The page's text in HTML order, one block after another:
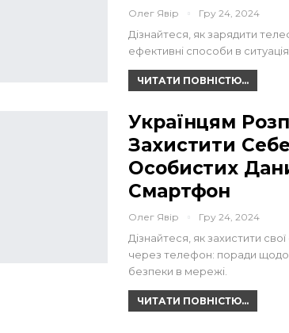
Олег Явір Гру 24, 2024
Дізнайтеся, як зарядити
ефективні способи в
ЧИТАТИ ПОВНІСТЮ...
Українцям
Захистити
Особистих
Смартфон
Олег Явір Гру 24, 2024
Дізнайтеся, як захистити
через телефон: поради щодо
безпеки в мережі.
ЧИТАТИ ПОВНІСТЮ...